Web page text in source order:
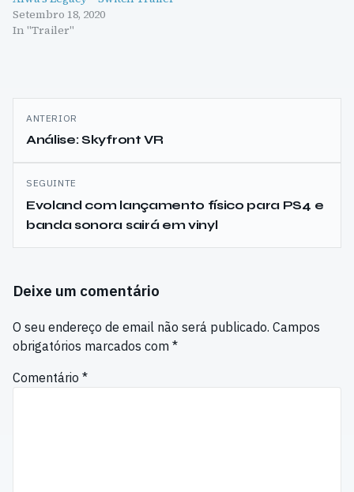
Setembro 18, 2020
In "Trailer"
Navegação
de
artigos
ANTERIOR
Análise: Skyfront VR
SEGUINTE
Evoland com lançamento físico para PS4 e
banda sonora sairá em vinyl
Deixe um comentário
O seu endereço de email não será publicado. Campos
obrigatórios marcados com *
Comentário *